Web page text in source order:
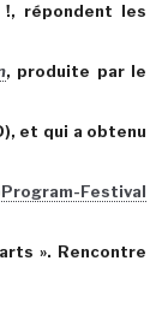
!, répondent les
, produite par le
et qui a obtenu
Festival
». Rencontre